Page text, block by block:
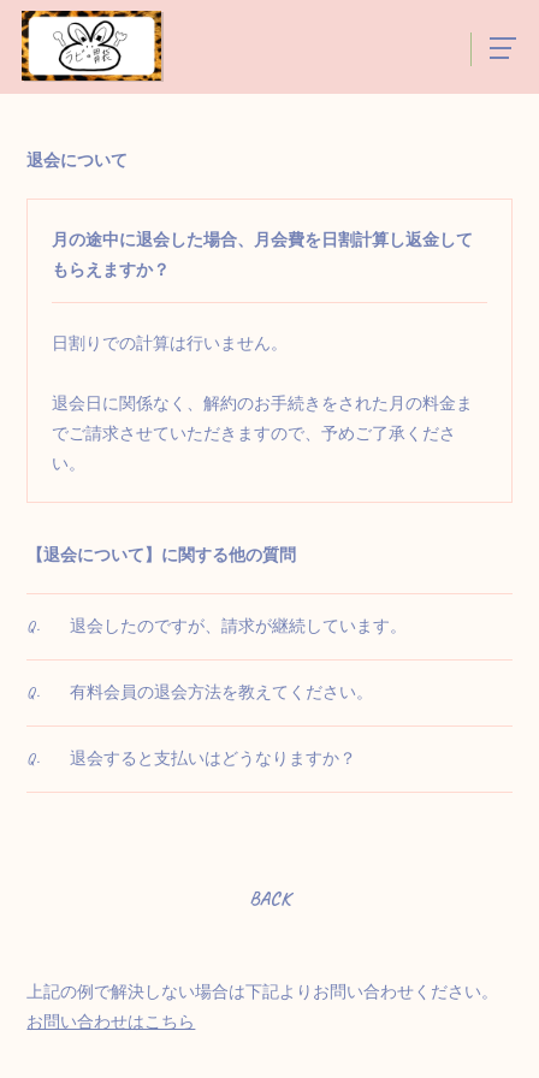
退会について
月の途中に退会した場合、月会費を日割計算し返金して
もらえますか？
日割りでの計算は行いません。
退会日に関係なく、解約のお手続きをされた月の料金ま
でご請求させていただきますので、予めご了承くださ
い。
【退会について】に関する他の質問
Q. 退会したのですが、請求が継続しています。
Q. 有料会員の退会方法を教えてください。
Q. 退会すると支払いはどうなりますか？
BACK
上記の例で解決しない場合は下記よりお問い合わせください。
お問い合わせはこちら